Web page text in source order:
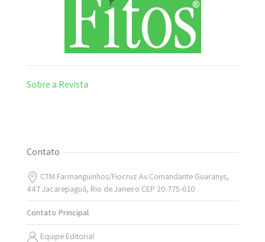
Sobre a Revista
Contato
CTM Farmanguinhos/Fiocruz Av.Comandante Guaranys,
447 Jacarepaguá, Rio de Janeiro CEP 20.775-610
Contato Principal
Equipe Editorial